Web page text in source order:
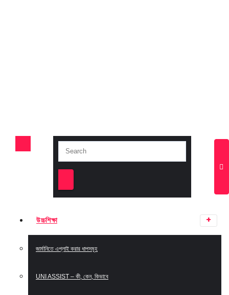
উচ্চশিক্ষা
জার্মানিতে এপ্লাই করার ধাপসমূহ
UNI ASSIST – কী, কেন, কিভাবে